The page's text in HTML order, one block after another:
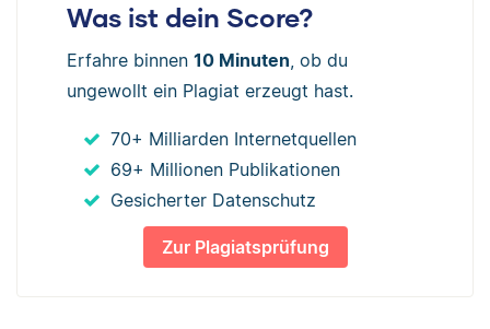
Was ist dein Score?
Erfahre binnen 10 Minuten, ob du
ungewollt ein Plagiat erzeugt hast.
70+ Milliarden Internetquellen
69+ Millionen Publikationen
Gesicherter Datenschutz
Zur Plagiatsprüfung